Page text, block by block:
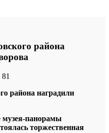
района
81
района наградили
музея-панорамы
торжественная